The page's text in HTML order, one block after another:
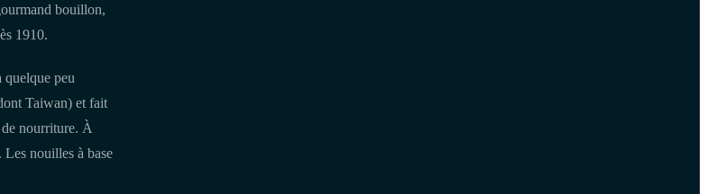
bouillon,
1910.
quelque peu
Taiwan) et fait
nourriture. À
Les nouilles à base